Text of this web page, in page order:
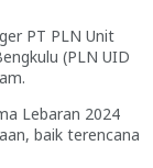
PT PLN Unit
(PLN UID
Lebaran 2024
baik terencana